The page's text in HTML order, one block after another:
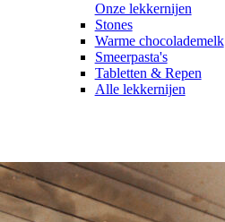
Onze lekkernijen
Stones
Warme chocolademelk
Smeerpasta's
Tabletten & Repen
Alle lekkernijen